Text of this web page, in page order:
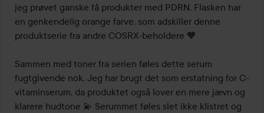
jeg prøvet ganske få produkter med PDRN. Flasken har
en genkendelig orange farve, som adskiller denne
produktserie fra andre COSRX-beholdere 🧡
Sammen med toner fra serien føles dette serum
fugtgivende nok. Jeg har brugt det som erstatning for C-
vitaminserum, da produktet også lover en mere jævn og
klarere hudtone 💫 Serummet føles slet ikke klistret og